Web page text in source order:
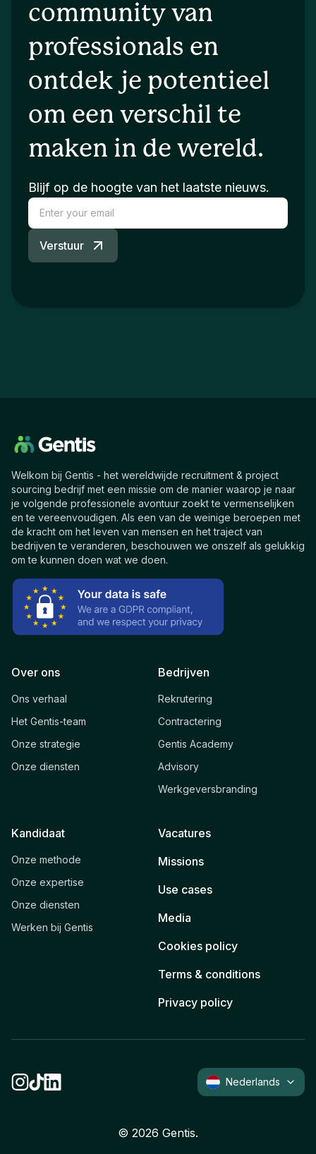
community van
professionals en
ontdek je potentieel
om een verschil te
maken in de wereld.
Blijf op de hoogte van het laatste nieuws.
Verstuur
Welkom bij Gentis - het wereldwijde recruitment & project
sourcing bedrijf met een missie om de manier waarop je naar
je volgende professionele avontuur zoekt te vermenselijken
en te vereenvoudigen. Als een van de weinige beroepen met
de kracht om het leven van mensen en het traject van
bedrijven te veranderen, beschouwen we onszelf als gelukkig
om te kunnen doen wat we doen.
Over ons
Ons verhaal
Het Gentis-team
Onze strategie
Onze diensten
Bedrijven
Rekrutering
Contractering
Gentis Academy
Advisory
Werkgeversbranding
Kandidaat
Onze methode
Onze expertise
Onze diensten
Werken bij Gentis
Vacatures
Missions
Use cases
Media
Cookies policy
Terms & conditions
Privacy policy
© 2026 Gentis.
Nederlands